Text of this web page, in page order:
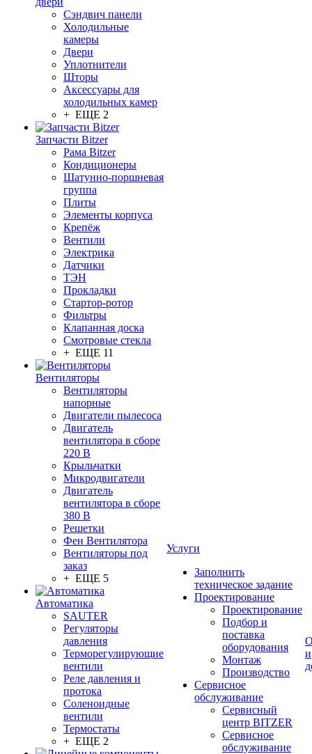
Сэндвич панели
Холодильные
камеры
Двери
Уплотнители
Шторы
Аксессуары для
холодильных камер
+ ЕЩЕ 2
Запчасти Bitzer
Рама Bitzer
Кондиционеры
Шатунно-поршневая
группа
Плиты
Элементы корпуса
Крепёж
Вентили
Электрика
Датчики
ТЭН
Прокладки
Стартор-ротор
Фильтры
Клапанная доска
Смотровые стекла
+ ЕЩЕ 11
Вентиляторы
Вентиляторы
напорные
Двигатели пылесоса
Двигатель
вентилятора в сборе
220 В
Крыльчатки
Микродвигатели
Двигатель
вентилятора в сборе
380 В
Решетки
Фен Вентилятора
Вентиляторы под
заказ
+ ЕЩЕ 5
Автоматика
SAUTER
Регуляторы
давления
Терморегулирующие
вентили
Реле давления и
протока
Соленоидные
вентили
Термостаты
+ ЕЩЕ 2
Услуги
Заполнить
техническое задание
Проектирование
Проектирование
Подбор и
поставка
оборудования
Монтаж
Производство
Сервисное
обслуживание
Сервисный
центр BITZER
Сервисное
обслуживание
и